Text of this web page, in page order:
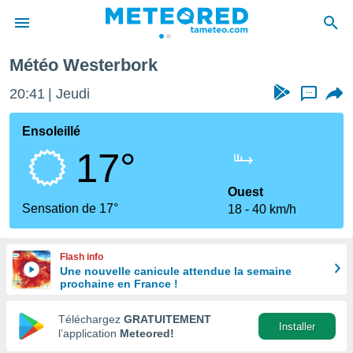
de
en
Météo Westerbork
20:41 Jeudi ...
Ensoleillé
17°
Sensation de 17°
Ouest
18
40 km/h
Flash info
Une nouvelle canicule attendue la semaine
prochaine en France !
Téléchargez GRATUITEMENT
l’application Meteored!
Installer